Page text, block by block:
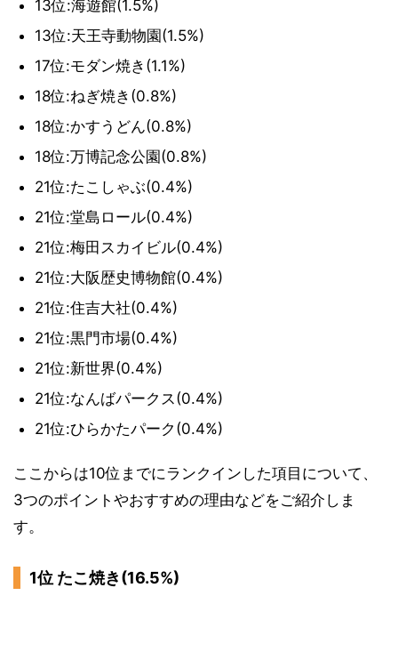
13位:海遊館(1.5%)
13位:天王寺動物園(1.5%)
17位:モダン焼き(1.1%)
18位:ねぎ焼き(0.8%)
18位:かすうどん(0.8%)
18位:万博記念公園(0.8%)
21位:たこしゃぶ(0.4%)
21位:堂島ロール(0.4%)
21位:梅田スカイビル(0.4%)
21位:大阪歴史博物館(0.4%)
21位:住吉大社(0.4%)
21位:黒門市場(0.4%)
21位:新世界(0.4%)
21位:なんばパークス(0.4%)
21位:ひらかたパーク(0.4%)
ここからは10位までにランクインした項目について、
3つのポイントやおすすめの理由などをご紹介しま
す。
1位 たこ焼き(16.5%)